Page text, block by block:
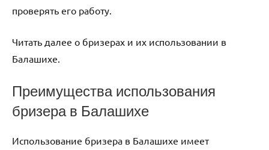
проверять его работу.
Читать далее о бризерах и их использовании в
Балашихе.
Преимущества использования
бризера в Балашихе
Использование бризера в Балашихе имеет